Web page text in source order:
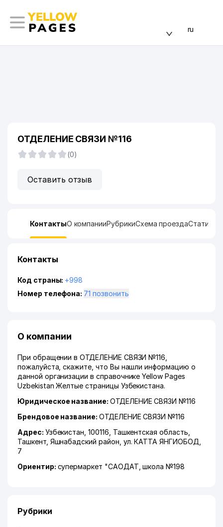
ru
ОТДЕЛЕНИЕ СВЯЗИ №116
(0)
Оставить отзыв
КонтактыО компанииРубрикиСхема проезда
Контакты
Код страны: +998
Номер телефона:
71 позвонить
О компании
При обращении в ОТДЕЛЕНИЕ СВЯЗИ №116,
пожалуйста, скажите, что Вы нашли информацию о
данной организации в справочнике Yellow Pages
Uzbekistan Желтые страницы Узбекистана.
Юридическое название: ОТДЕЛЕНИЕ СВЯЗИ №116
Брендовое название: ОТДЕЛЕНИЕ СВЯЗИ №116
Адрес: Узбекистан, 100116, Ташкентская область
Ташкент, Яшнабадский район ул. КАТТА ЯНГИОБОД
7
Ориентир: супермаркет "САОДАТ, школа №198
Рубрики